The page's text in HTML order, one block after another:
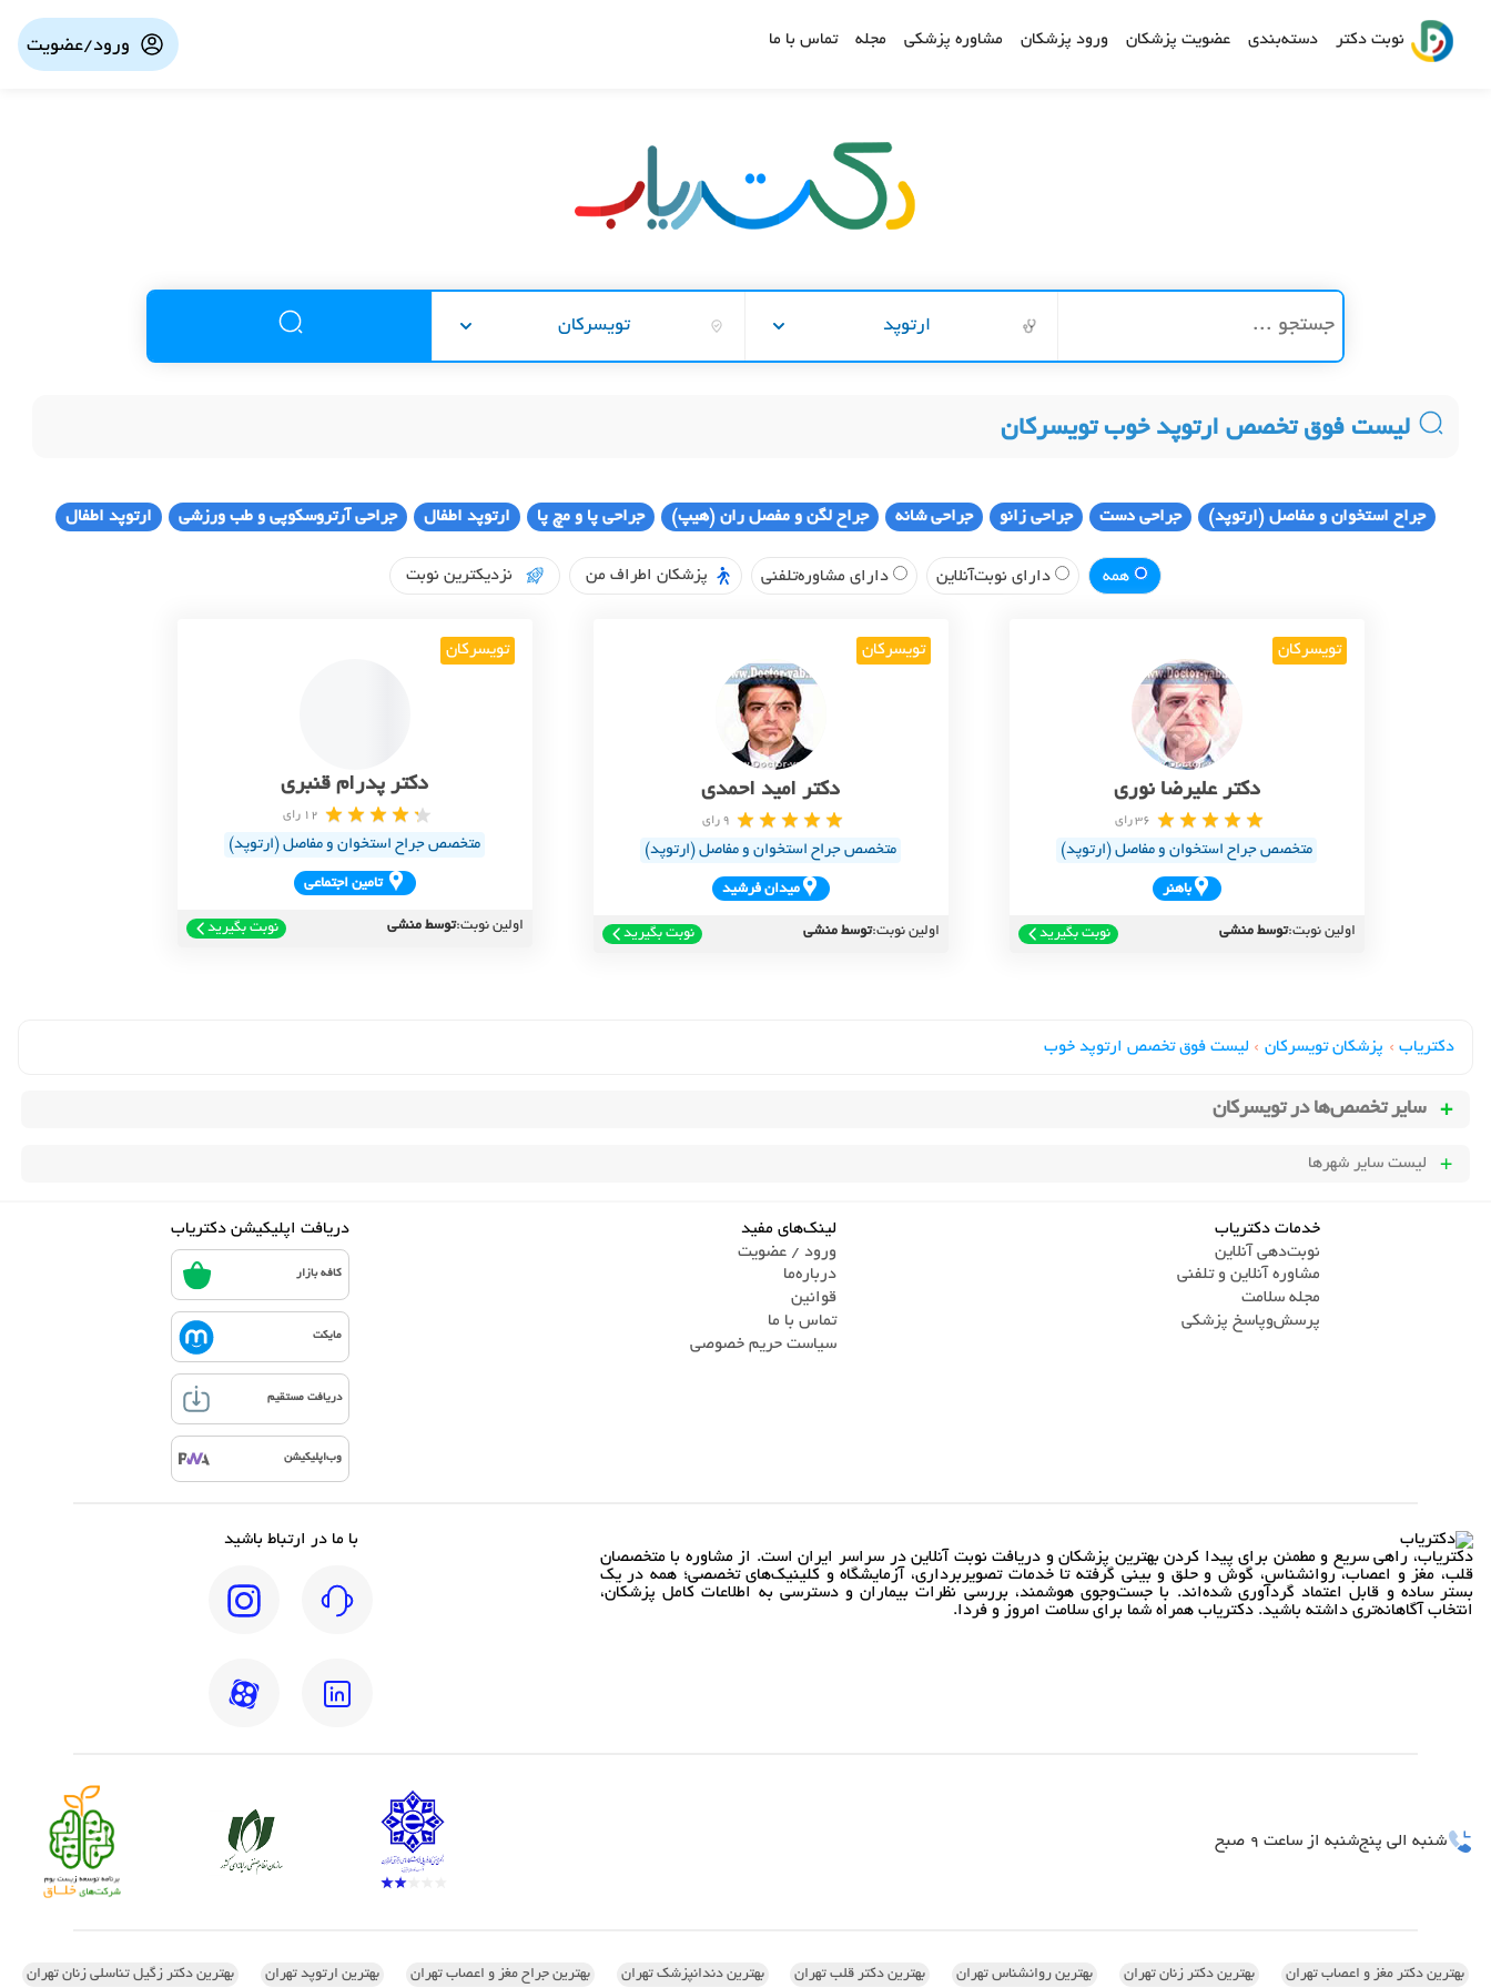
نوبت دکتر دسته‌بندی عضویت پزشکان ورود پزشکان مشاوره پزشکی مجله تماس با ما ورود/عضویت
ارتوپد تویسرکان
لیست فوق تخصص ارتوپد خوب تویسرکان
جراح استخوان و مفاصل (ارتوپد) جراحی دست جراحی زانو جراحی شانه جراح لگن و مفصل ران (هیپ) جراحی پا و مچ پا ارتوپد اطفال جراحی آرتروسکوپی و طب ورزشی ارتوپد اطفال
همه دارای نوبت‌آنلاین دارای مشاوره‌تلفنی پزشکان اطراف من نزدیکترین نوبت
تویسرکان
دکتر علیرضا نوری
36 رای
متخصص جراح استخوان و مفاصل (ارتوپد)
باهنر
اولین نوبت:توسط منشی نوبت بگیرید
تویسرکان
دکتر امید احمدی
9 رای
متخصص جراح استخوان و مفاصل (ارتوپد)
ميدان فرشيد
اولین نوبت:توسط منشی نوبت بگیرید
تویسرکان
دکتر پدرام قنبری
12 رای
متخصص جراح استخوان و مفاصل (ارتوپد)
تامين اجتماعي
اولین نوبت:توسط منشی نوبت بگیرید
دکتریاب › پزشکان تویسرکان › لیست فوق تخصص ارتوپد خوب
سایر تخصص‌ها درتویسرکان
لیست سایر شهرها
خدمات دکتریاب
نوبت‌دهی آنلاین
مشاوره آنلاین و تلفنی
مجله سلامت
پرسش‌و‌پاسخ پزشکی
لینک‌های مفید
ورود / عضویت
درباره‌ما
قوانین
تماس ‌با ما
سیاست حریم خصوصی
دریافت اپلیکیشن دکتریاب
کافه بازار
مایکت
دریافت مستقیم
وب‌اپلیکیشن
دکتریاب، راهی سریع و مطمئن برای پیدا کردن بهترین پزشکان و دریافت نوبت آنلاین در سراسر ایران است. از مشاوره با متخصصان
قلب، مغز و اعصاب، روانشناس، گوش و حلق و بینی گرفته تا خدمات تصویربرداری، آزمایشگاه و کلینیک‌های تخصصی؛ همه در یک
بستر ساده و قابل اعتماد گردآوری شده‌اند. با جست‌وجوی هوشمند، بررسی نظرات بیماران و دسترسی به اطلاعات کامل پزشکان،
انتخاب آگاهانه‌تری داشته باشید. دکتریاب همراه شما برای سلامت امروز و فردا.
با ما در ارتباط باشید
شنبه الی پنج‌شنبه از ساعت 9 صبح
بهترین دکتر مغز و اعصاب تهران بهترین دکتر زنان تهران بهترین روانشناس تهران بهترین دکتر قلب تهران بهترین دندانپزشک تهران بهترین جراح مغز و اعصاب تهران بهترین ارتوپد تهران بهترین دکتر زگیل تناسلی زنان تهران